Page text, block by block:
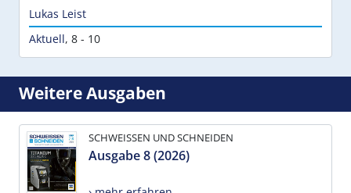
Lukas Leist
Aktuell, 8 - 10
Weitere Ausgaben
SCHWEISSEN UND SCHNEIDEN
Ausgabe 8 (2026)